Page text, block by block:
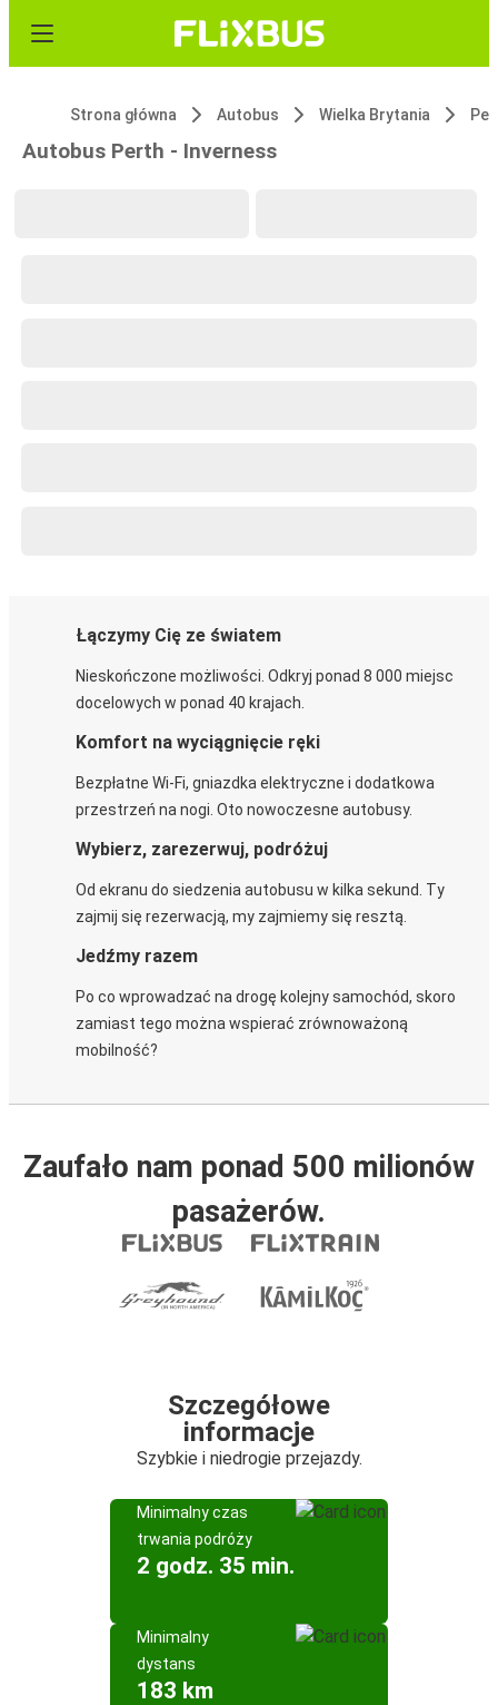
Strona główna Autobus Wielka Brytania
Autobus Perth - Inverness
Łączymy Cię ze światem
Nieskończone możliwości. Odkryj ponad 8 000 miejsc
docelowych w ponad 40 krajach.
Komfort na wyciągnięcie ręki
Bezpłatne Wi-Fi, gniazdka elektryczne i dodatkowa
przestrzeń na nogi. Oto nowoczesne autobusy.
Wybierz, zarezerwuj, podróżuj
Od ekranu do siedzenia autobusu w kilka sekund. Ty
zajmij się rezerwacją, my zajmiemy się resztą.
Jedźmy razem
Po co wprowadzać na drogę kolejny samochód, skoro
zamiast tego można wspierać zrównoważoną
mobilność?
Zaufało nam ponad 500 milionów
pasażerów.
Szczegółowe
informacje
Szybkie i niedrogie przejazdy.
Minimalny czas
trwania podróży
2 godz. 35 min.
Minimalny
dystans
183 km